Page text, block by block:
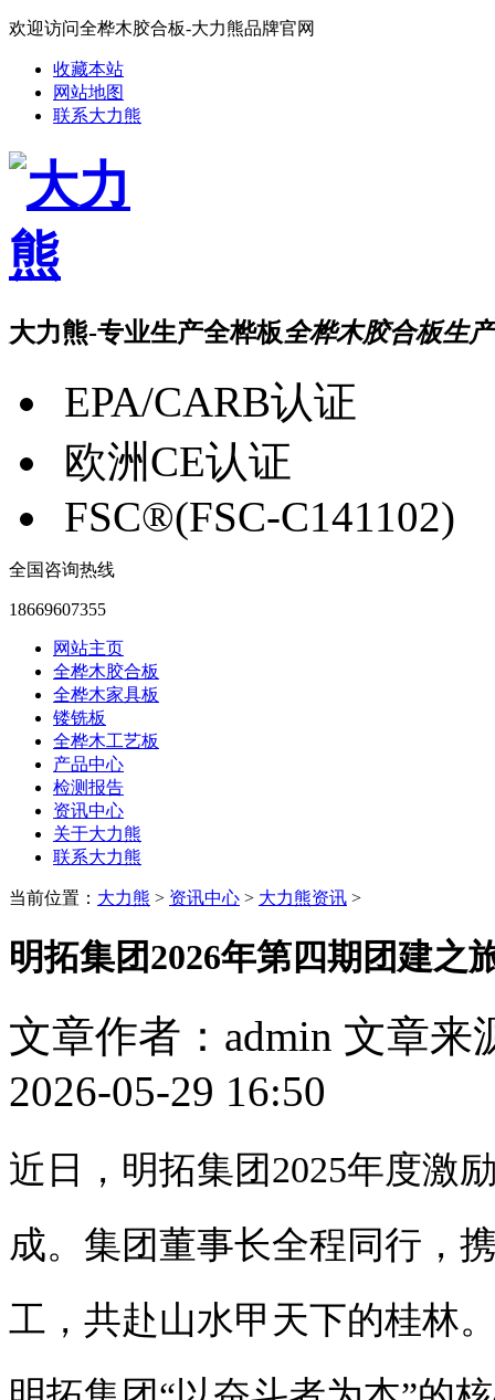
欢迎访问全桦木胶合板-大力熊品牌官网
收藏本站
网站地图
联系大力熊
大力熊-专业生产全桦板全桦木胶合板生
EPA/CARB认证
欧洲CE认证
FSC®(FSC-C141102)
全国咨询热线
18669607355
网站主页
全桦木胶合板
全桦木家具板
镂铣板
全桦木工艺板
产品中心
检测报告
资讯中心
关于大力熊
联系大力熊
当前位置： 大力熊 > 资讯中心 > 大力熊资讯 >
明拓集团2026年第四期团建之
文章作者：admin 文章来
2026-05-29 16:50
近日，明拓集团2025年度激
成。集团董事长全程同行，
工，共赴山水甲天下的桂林